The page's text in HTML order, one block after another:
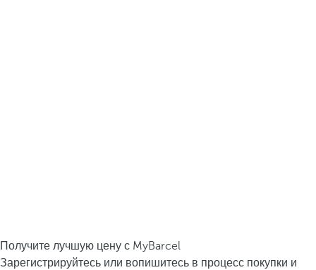
Получите лучшую цену с MyBarcel
Зарегистрируйтесь или вопишитесь в процесс покупки и